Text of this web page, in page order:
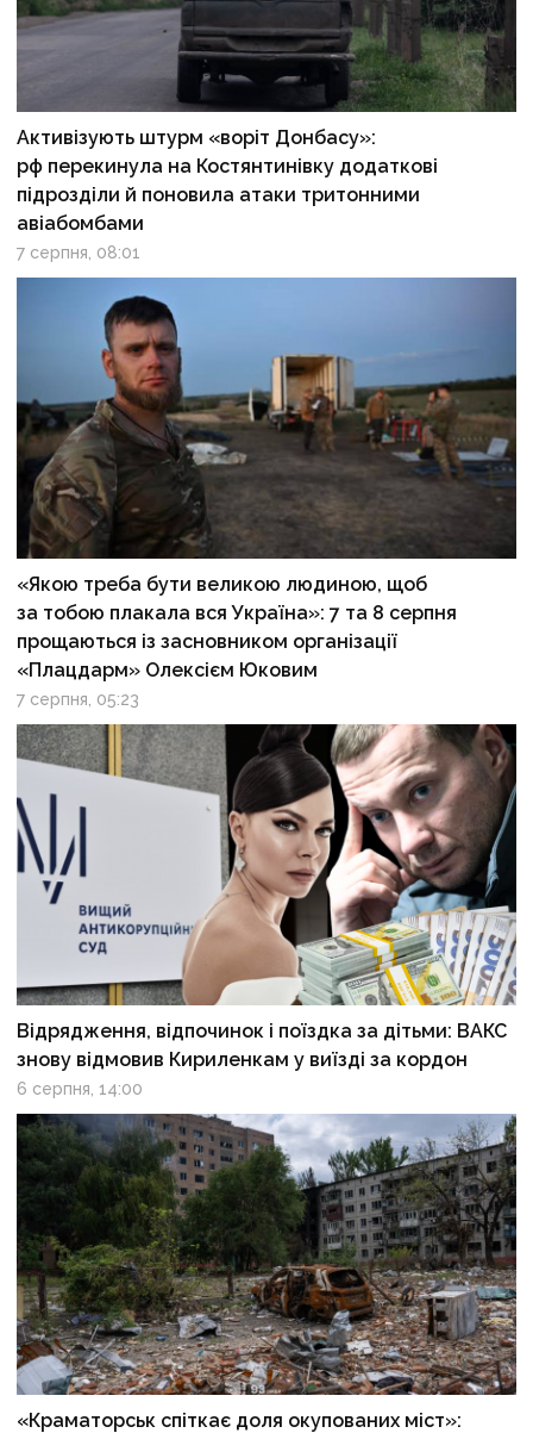
Активізують штурм «воріт Донбасу»:
рф перекинула на Костянтинівку додаткові
підрозділи й поновила атаки тритонними
авіабомбами
7 серпня, 08:01
«Якою треба бути великою людиною, щоб
за тобою плакала вся Україна»: 7 та 8 серпня
прощаються із засновником організації
«Плацдарм» Олексієм Юковим
7 серпня, 05:23
Відрядження, відпочинок і поїздка за дітьми: ВАКС
знову відмовив Кириленкам у виїзді за кордон
6 серпня, 14:00
«Краматорськ спіткає доля окупованих міст»: